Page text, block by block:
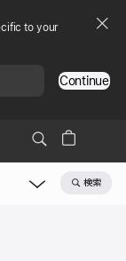
to your
Continue
検索